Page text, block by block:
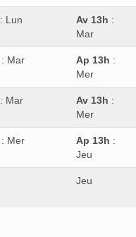
: Lun Av 13h :
Mar
: Mar Ap 13h :
Mer
: Mar Av 13h :
Mer
: Mer Ap 13h :
Jeu
Jeu